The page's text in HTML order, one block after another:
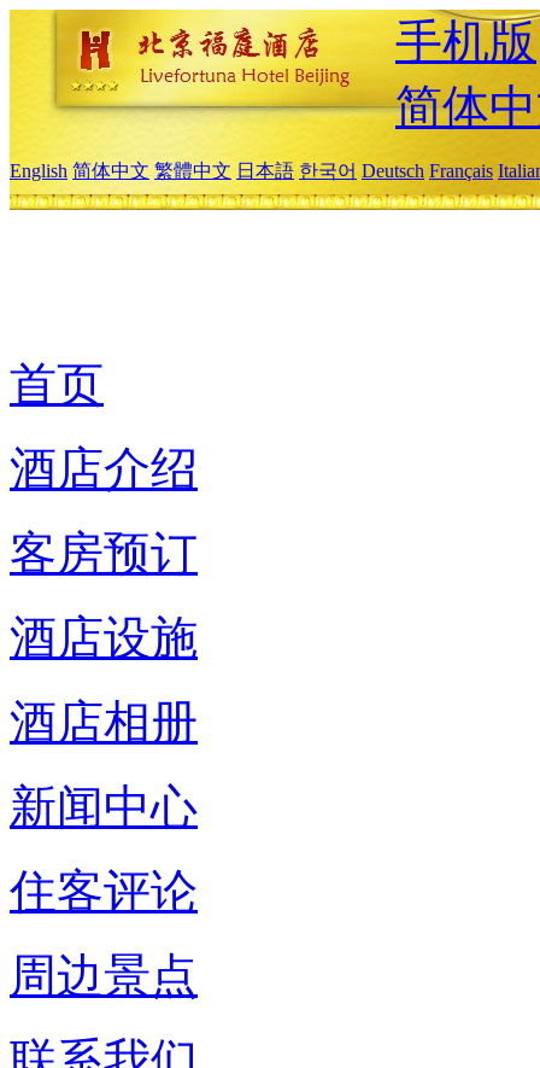
手机版
简体
English 简体中文 繁體中文 日本語 한국어 Deutsch Français
首页
酒店介绍
客房预订
酒店设施
酒店相册
新闻中心
住客评论
周边景点